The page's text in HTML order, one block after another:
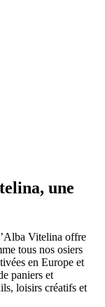
une
Vitelina offre
tous nos osiers
en Europe et
paniers et
loisirs créatifs et